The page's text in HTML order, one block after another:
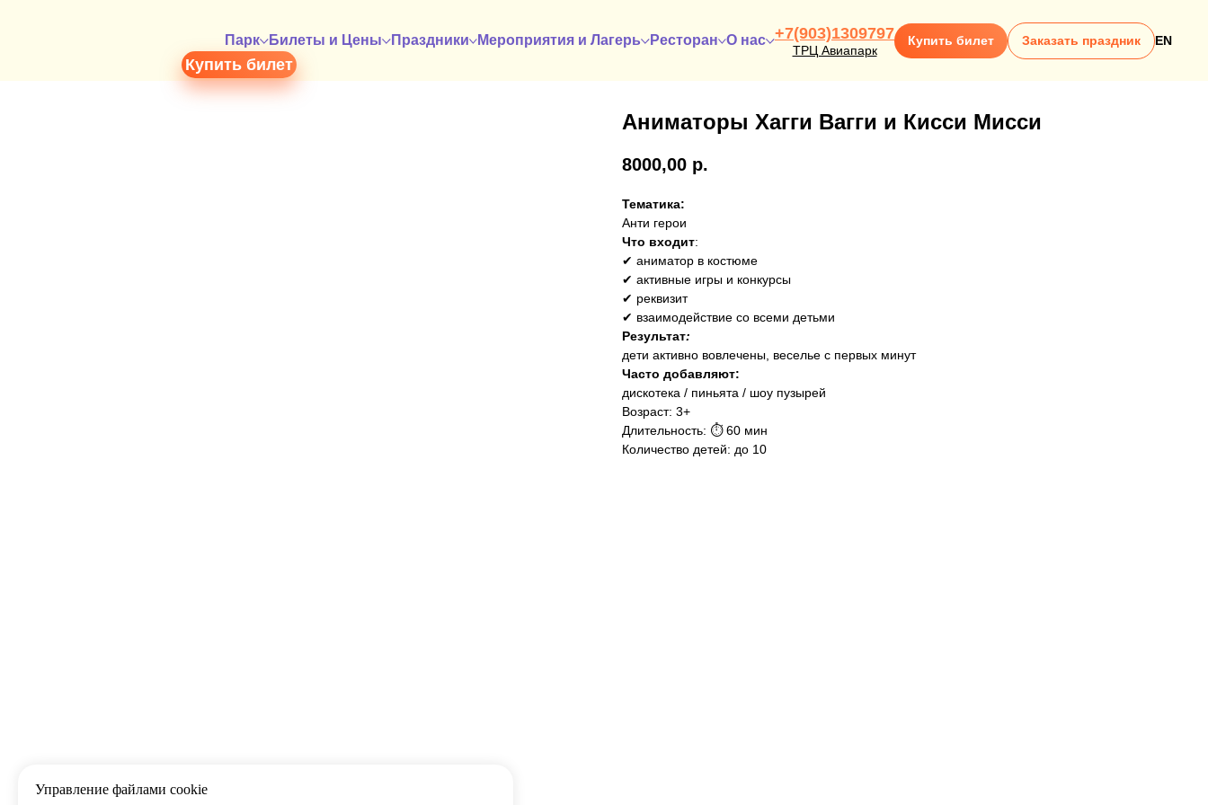
Парк Билеты и Цены Праздники Мероприятия и Лагерь Ресторан О нас +7(903)1309797
ТРЦ Авиапарк
Купить билет Заказать праздник EN
Купить билет
Аниматоры Хагги Вагги и Кисси Мисси
8000,00 р.
Тематика:
Анти герои
Что входит:
✔ аниматор в костюме
✔ активные игры и конкурсы
✔ реквизит
✔ взаимодействие со всеми детьми
Результат:
дети активно вовлечены, веселье с первых минут
Часто добавляют:
дискотека / пиньята / шоу пузырей
Возраст: 3+
Длительность: ⏱ 60 мин
Количество детей: до 10
Управление файлами cookie